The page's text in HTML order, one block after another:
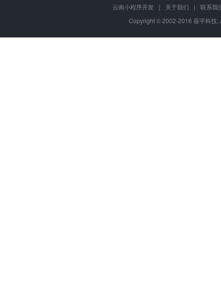
云南小程序开发 | 关于我们 |
联系我
Copyright © 2002-2016 葵宇科